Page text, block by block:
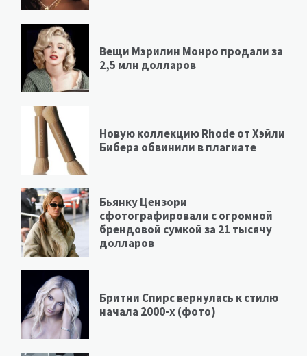
Вещи Мэрилин Монро продали за
2,5 млн долларов
Новую коллекцию Rhode от Хэйли
Бибера обвинили в плагиате
Бьянку Цензори
сфотографировали с огромной
брендовой сумкой за 21 тысячу
долларов
Бритни Спирс вернулась к стилю
начала 2000-х (фото)